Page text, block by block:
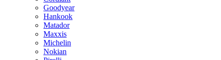
Goodyear
Hankook
Matador
Maxxis
Michelin
Nokian